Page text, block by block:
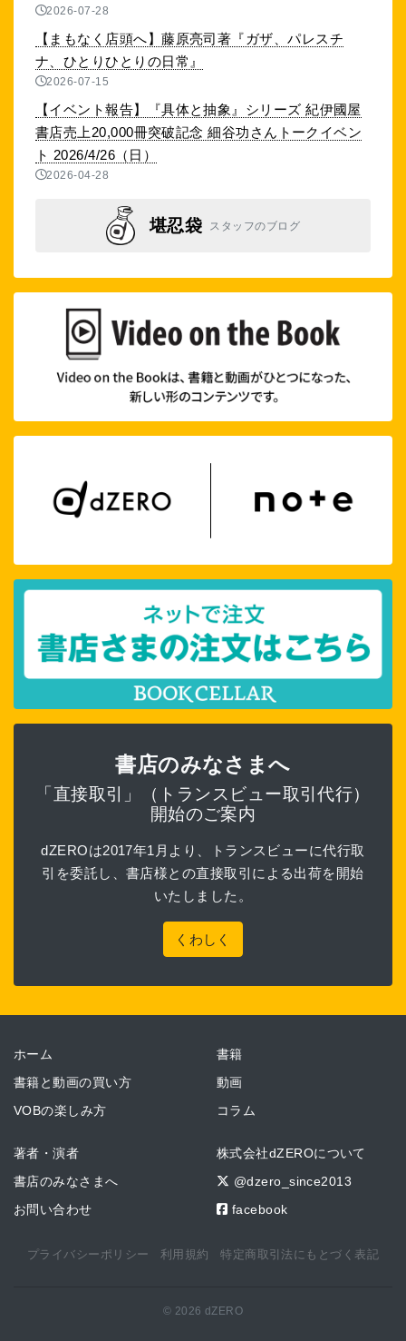
2026-07-28
【まもなく店頭へ】藤原亮司著『ガザ、パレスチ
ナ、ひとりひとりの日常』
2026-07-15
【イベント報告】『具体と抽象』シリーズ 紀伊國屋
書店売上20,000冊突破記念 細谷功さんトークイベン
ト 2026/4/26（日）
2026-04-28
堪忍袋 スタッフのブログ
書店のみなさまへ
「直接取引」（トランスビュー取引代行）
開始のご案内
dZEROは2017年1月より、トランスビューに代行取
引を委託し、書店様との直接取引による出荷を開始
いたしました。
くわしく
ホーム
書籍と動画の買い方
VOBの楽しみ方
書籍
動画
コラム
著者・演者
書店のみなさまへ
お問い合わせ
株式会社dZEROについて
@dzero_since2013
facebook
プライバシーポリシー 利用規約 特定商取引法にもとづく表記
© 2026 dZERO